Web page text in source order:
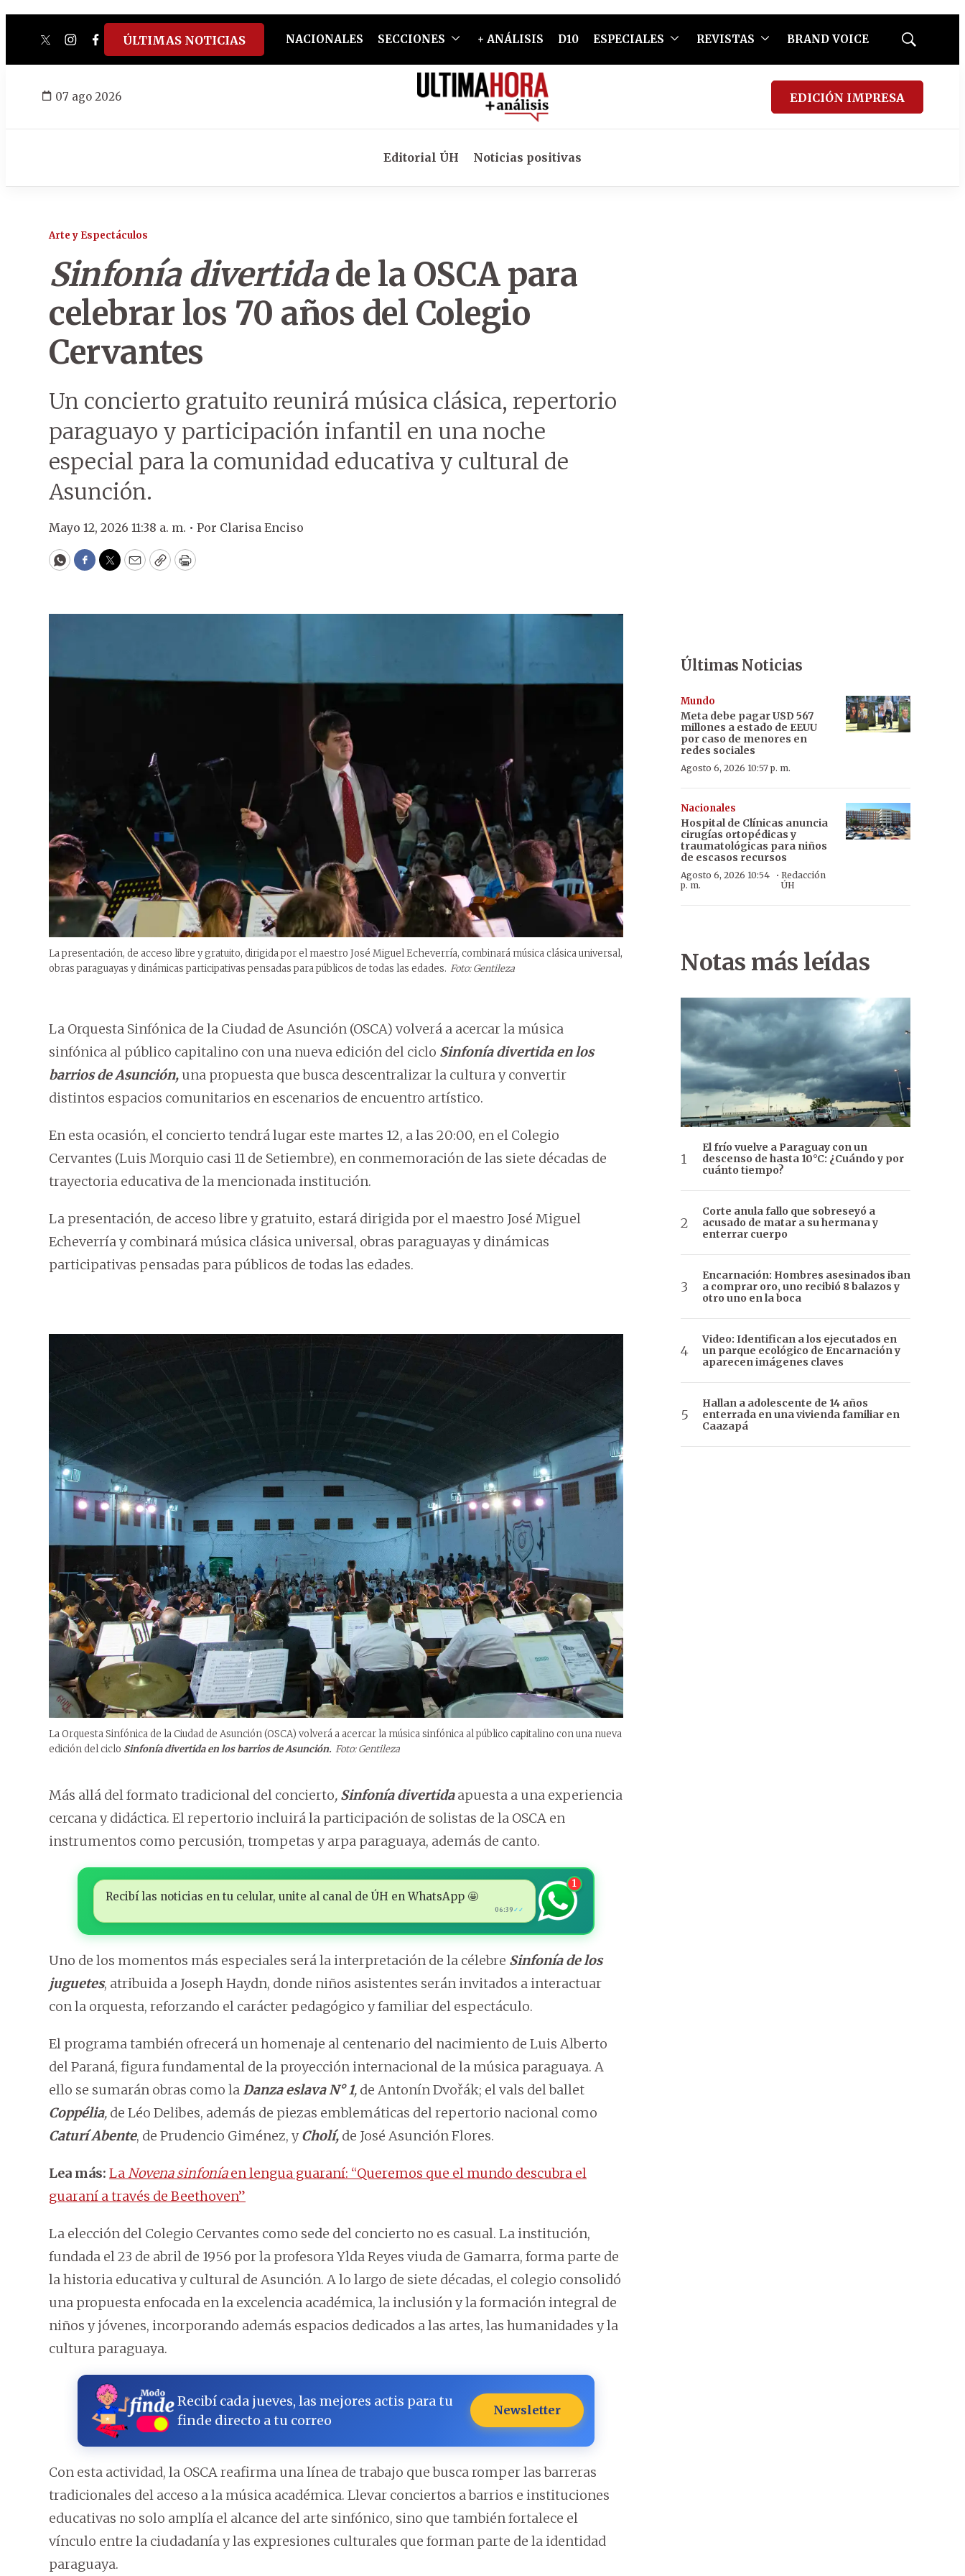
twitterinstagram
facebook
tiktokyoutube
spotify
ÚLTIMAS NOTICIAS NACIONALES SECCIONES + ANÁLISIS D10 ESPECIALES REVISTAS BRAND VOICE
Mostrar
07 ago 2026 EDICIÓN IMPRESA
Editorial ÚH Noticias positivas
Arte y Espectáculos
Sinfonía divertidade la OSCA para
celebrar los 70 años del Colegio
Cervantes
Un concierto gratuito reunirá música clásica, repertorio
paraguayo y participación infantil en una noche
especial para la comunidad educativa y cultural de
Asunción.
Mayo 12, 2026 11:38 a. m. • Por Clarisa Enciso
WhatsApp
Facebook
Twitter
EmailCopyPrint
La presentación, de acceso libre y gratuito, dirigida por el maestro José Miguel Echeverría, combinará música clásica universal,
obras paraguayas y dinámicas participativas pensadas para públicos de todas las edades. Foto: Gentileza
La Orquesta Sinfónica de la Ciudad de Asunción (OSCA) volverá a acercar la música
sinfónica al público capitalino con una nueva edición del ciclo Sinfonía divertida en los
barrios de Asunción, una propuesta que busca descentralizar la cultura y convertir
distintos espacios comunitarios en escenarios de encuentro artístico.
En esta ocasión, el concierto tendrá lugar este martes 12, a las 20:00, en el Colegio
Cervantes (Luis Morquio casi 11 de Setiembre), en conmemoración de las siete décadas de
trayectoria educativa de la mencionada institución.
La presentación, de acceso libre y gratuito, estará dirigida por el maestro José Miguel
Echeverría y combinará música clásica universal, obras paraguayas y dinámicas
participativas pensadas para públicos de todas las edades.
La Orquesta Sinfónica de la Ciudad de Asunción (OSCA) volverá a acercar la música sinfónica al público capitalino con una nueva
edición del ciclo Sinfonía divertida en los barrios de Asunción. Foto: Gentileza
Más allá del formato tradicional del concierto, Sinfonía divertidaapuesta a una experiencia
cercana y didáctica. El repertorio incluirá la participación de solistas de la OSCA en
instrumentos como percusión, trompetas y arpa paraguaya, además de canto.
Recibí las noticias en tu celular, unite al canal de ÚH en WhatsApp 🤩
06:39 ✓✓
1
Uno de los momentos más especiales será la interpretación de la célebre Sinfonía de los
juguetes, atribuida a Joseph Haydn, donde niños asistentes serán invitados a interactuar
con la orquesta, reforzando el carácter pedagógico y familiar del espectáculo.
El programa también ofrecerá un homenaje al centenario del nacimiento de Luis Alberto
del Paraná, figura fundamental de la proyección internacional de la música paraguaya. A
ello se sumarán obras como laDanza eslava N° 1, de Antonín Dvořák; el vals del ballet
Coppélia, de Léo Delibes, además de piezas emblemáticas del repertorio nacional como
Caturí Abente, de Prudencio Giménez, yCholí, de José Asunción Flores.
Lea más: LaNovena sinfoníaen lengua guaraní: “Queremos que el mundo descubra el
guaraní a través de Beethoven”
La elección del Colegio Cervantes como sede del concierto no es casual. La institución,
fundada el 23 de abril de 1956 por la profesora Ylda Reyes viuda de Gamarra, forma parte de
la historia educativa y cultural de Asunción. A lo largo de siete décadas, el colegio consolidó
una propuesta enfocada en la excelencia académica, la inclusión y la formación integral de
niños y jóvenes, incorporando además espacios dedicados a las artes, las humanidades y la
cultura paraguaya.
Recibí cada jueves, las mejores actis para tu
finde directo a tu correo
Newsletter
Con esta actividad, la OSCA reafirma una línea de trabajo que busca romper las barreras
tradicionales del acceso a la música académica. Llevar conciertos a barrios e instituciones
educativas no solo amplía el alcance del arte sinfónico, sino que también fortalece el
vínculo entre la ciudadanía y las expresiones culturales que forman parte de la identidad
paraguaya.
Últimas Noticias
Mundo
Meta debe pagar USD 567
millones a estado de EEUU
por caso de menores en
redes sociales
Agosto 6, 2026 10:57 p. m.
Nacionales
Hospital de Clínicas anuncia
cirugías ortopédicas y
traumatológicas para niños
de escasos recursos
Agosto 6, 2026 10:54
p. m.
· Redacción
ÚH
Notas más leídas
El frío vuelve a Paraguay con un
descenso de hasta 10°C: ¿Cuándo y por
cuánto tiempo?
Corte anula fallo que sobreseyó a
acusado de matar a su hermana y
enterrar cuerpo
Encarnación: Hombres asesinados iban
a comprar oro, uno recibió 8 balazos y
otro uno en la boca
Video: Identifican a los ejecutados en
un parque ecológico de Encarnación y
aparecen imágenes claves
Hallan a adolescente de 14 años
enterrada en una vivienda familiar en
Caazapá